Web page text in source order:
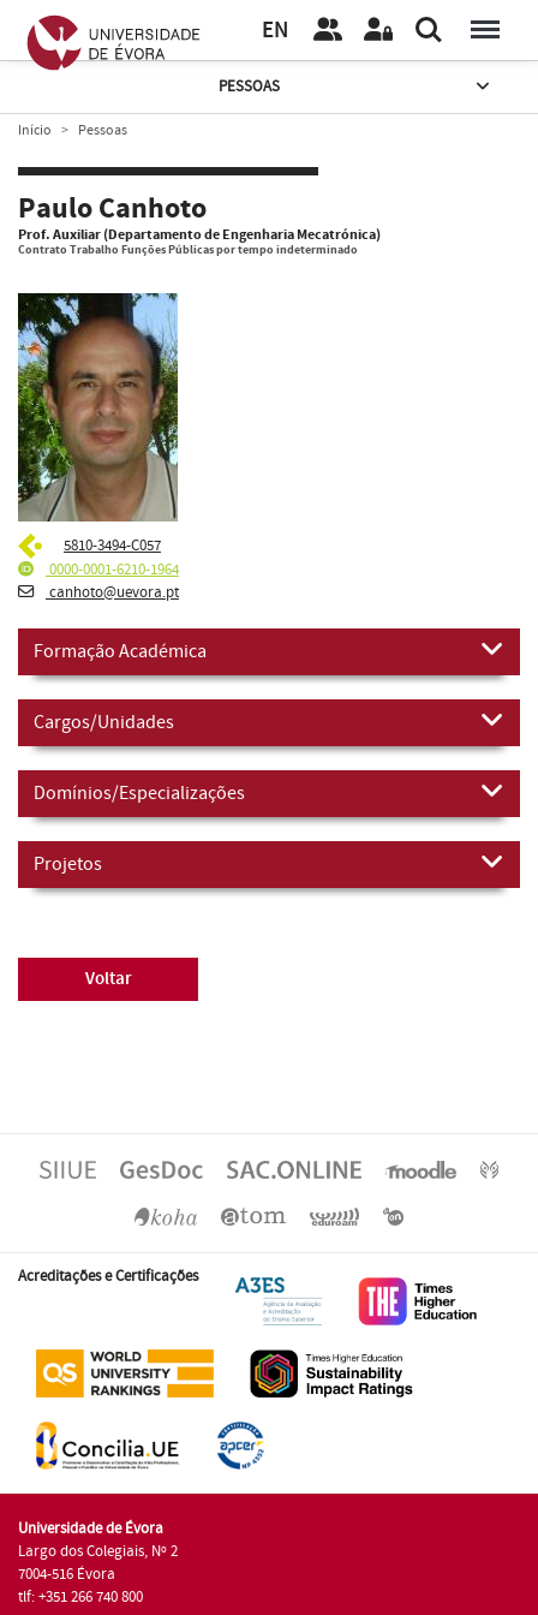
EN
PESSOAS
Início Pessoas
Paulo Canhoto
Prof. Auxiliar (Departamento de Engenharia Mecatrónica)
Contrato Trabalho Funções Públicas por tempo indeterminado
5810-3494-C057
0000-0001-6210-1964
canhoto@uevora.pt
Formação Académica
Cargos/Unidades
Domínios/Especializações
Projetos
Voltar
Acreditações e Certificações
Universidade de Évora
Largo dos Colegiais, Nº 2
7004-516 Évora
tlf: +351 266 740 800